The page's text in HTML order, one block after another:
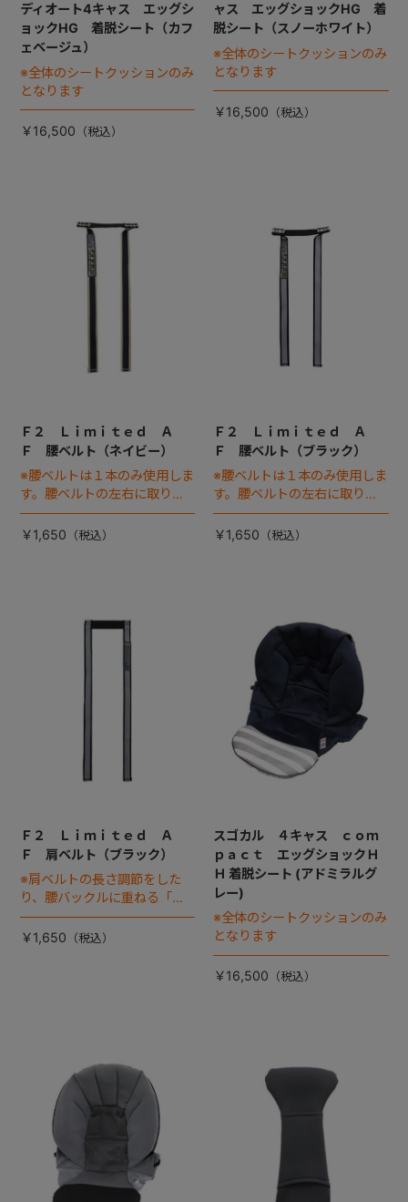
ディオート4キャス エッグシ
ョックHG 着脱シート（カフ
ェベージュ）
※全体のシートクッションのみ
となります
￥16,500
ャス エッグショックHG 着
脱シート（スノーホワイト）
※全体のシートクッションのみ
となります
￥16,500
Ｆ２ Ｌｉｍｉｔｅｄ Ａ
Ｆ 腰ベルト（ネイビー）
※腰ベルトは１本のみ使用しま
す。腰ベルトの左右に取り付
ける腰バックル（差込バック
ル）は別売りです
￥1,650
Ｆ２ Ｌｉｍｉｔｅｄ Ａ
Ｆ 腰ベルト（ブラック）
※腰ベルトは１本のみ使用しま
す。腰ベルトの左右に取り付
ける腰バックル（差込バック
ル）は別売りです
￥1,650
Ｆ２ Ｌｉｍｉｔｅｄ Ａ
Ｆ 肩ベルト（ブラック）
※肩ベルトの長さ調節をした
り、腰バックルに重ねる「肩
バックル」は別売りです
￥1,650
スゴカル ４キャス ｃｏｍ
ｐａｃｔ エッグショックＨ
Ｈ 着脱シート (アドミラルグ
レー)
※全体のシートクッションのみ
となります
￥16,500